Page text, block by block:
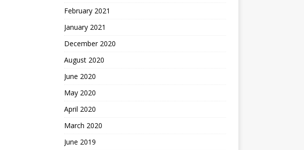
February 2021
January 2021
December 2020
August 2020
June 2020
May 2020
April 2020
March 2020
June 2019